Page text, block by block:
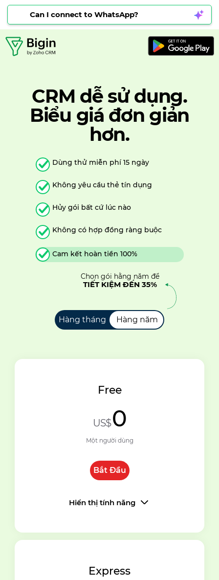
Can I connect to WhatsApp?
CRM dễ sử dụng.
Biểu giá đơn giản
hơn.
Dùng thử miễn phí 15 ngày
Không yêu cầu thẻ tín dụng
Hủy gói bất cứ lúc nào
Không có hợp đồng ràng buộc
Cam kết hoàn tiền 100%
Hàng tháng Hàng năm
Chọn gói hằng năm để
TIẾT KIỆM ĐẾN 35%
Free
US$0
Một người dùng
Bắt Đầu
Hiển thị tính năng
Express